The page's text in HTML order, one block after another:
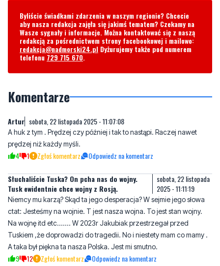
Byliście świadkami zdarzenia w naszym regionie? Chcecie
aby nasza redakcja zajęła się jakimś tematem? Czekamy na
Wasze sygnały i informacje. Można kontaktować się z naszą
redakcją za pośrednictwem strony facebookowej i mailowo:
redakcja@nadmorski24.pl Dyżurujemy także pod numerem
telefonu 729 715 670.
Komentarze
Artur sobota, 22 listopada 2025 - 11:07:08
A huk z tym . Prędzej czy później i tak to nastąpi. Raczej nawet
prędzej niż każdy myśli.
4 1 Zgłoś komentarz Odpowiedz na komentarz
Słuchaliście Tuska? On pcha nas do wojny.
Tusk ewidentnie chce wojny z Rosją.
sobota, 22 listopada
2025 - 11:11:19
Niemcy mu karzą? Skąd ta jego desperacja? W sejmie jego słowa
ctat: Jesteśmy na wojnie. T jest nasza wojna. To jest stan wojny.
Na wojnę itd etc....... W 2023r Jakubiak przestrzegał przed
Tuskiem ,że doprowadzi do tragedii. No i niestety mam co mamy .
A taka był piękna ta nasza Polska. Jest mi smutno.
9 12 Zgłoś komentarz Odpowiedz na komentarz